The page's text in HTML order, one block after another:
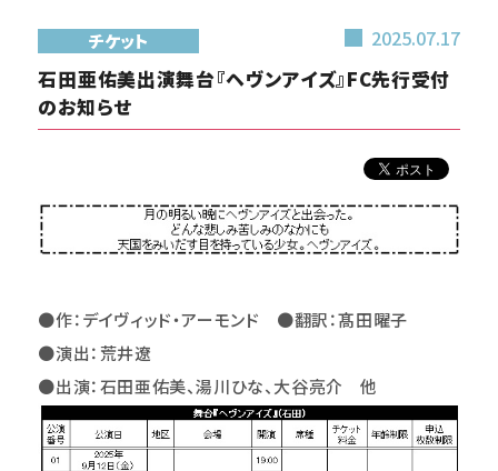
チケット 2025.07.17
石田亜佑美出演舞台『ヘヴンアイズ』FC先行受付
のお知らせ
●作：デイヴィッド・アーモンド ●翻訳：髙田曜子
●演出：荒井遼
●出演：石田亜佑美、湯川ひな、大谷亮介 他